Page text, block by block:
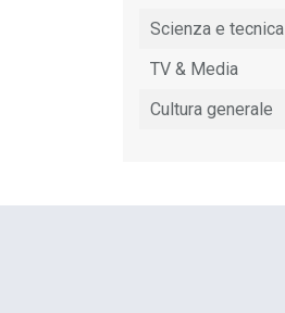
Scienza e tecnica
TV & Media
Cultura generale